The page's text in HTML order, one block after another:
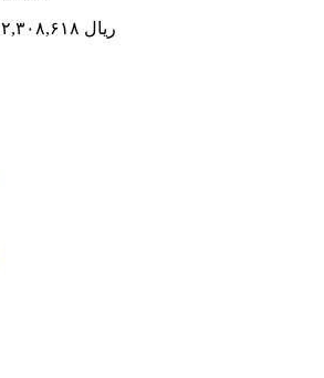
۲,۴۷۰,۲۲۱ ریال ۲,۳۰۸,۶۱۸ ریال